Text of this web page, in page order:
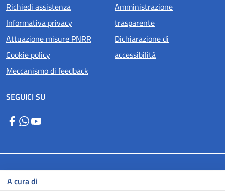
A cura di
Richiedi assistenza
Informativa privacy
Attuazione misure PNRR
Cookie policy
Meccanismo di feedback
Amministrazione
trasparente
Dichiarazione di
accessibilità
SEGUICI SU
FacebookWhatsApp
Small prints